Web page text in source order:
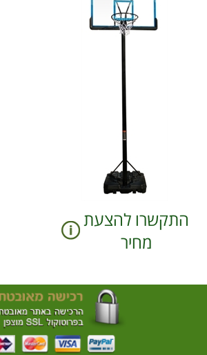
התקשרו להצעת
מחיר